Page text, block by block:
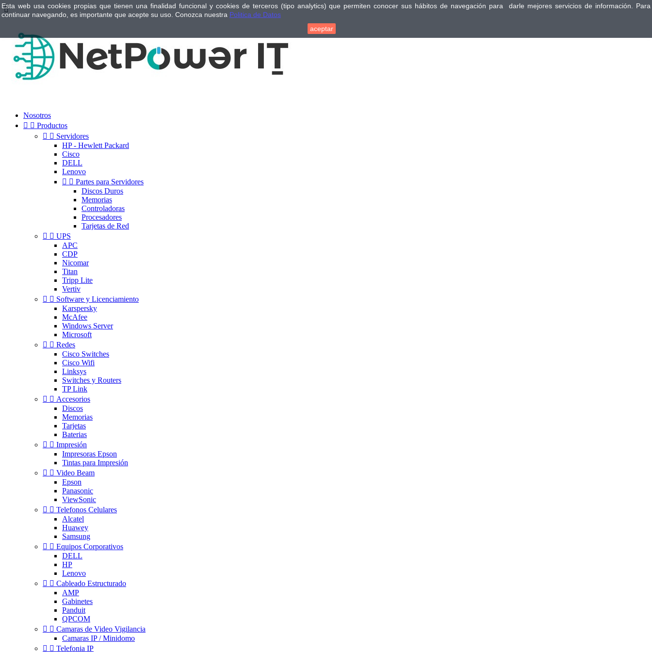

Nosotros
  Productos
  Servidores
HP - Hewlett Packard
Cisco
DELL
Lenovo
  Partes para Servidores
Discos Duros
Memorias
Controladoras
Procesadores
Tarjetas de Red
  UPS
APC
CDP
Nicomar
Titan
Tripp Lite
Vertiv
  Software y Licenciamiento
Karspersky
McAfee
Windows Server
Microsoft
  Redes
Cisco Switches
Cisco Wifi
Linksys
Switches y Routers
TP Link
  Accesorios
Discos
Memorias
Tarjetas
Baterias
  Impresión
Impresoras Epson
Tintas para Impresión
  Video Beam
Epson
Panasonic
ViewSonic
  Telefonos Celulares
Alcatel
Huawey
Samsung
  Equipos Corporativos
DELL
HP
Lenovo
  Cableado Estructurado
AMP
Gabinetes
Panduit
QPCOM
  Camaras de Video Vigilancia
Camaras IP / Minidomo
  Telefonia IP
Esta web usa cookies propias que tienen una finalidad funcional y cookies de terceros (tipo analytics) que permiten conocer sus hábitos de navegación para darle mejores servicios de información. Para
continuar navegando, es importante que acepte su uso. Conozca nuestra Politica de Datos
aceptar